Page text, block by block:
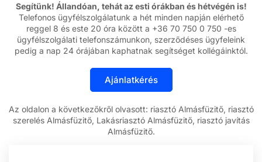
Segítünk! Állandóan, tehát az esti órákban és hétvégén is!
Telefonos ügyfélszolgálatunk a hét minden napján elérhető
reggel 8 és este 20 óra között a +36 70 750 0 750 -es
ügyfélszolgálati telefonszámunkon, szerződéses ügyfeleink
pedig a nap 24 órájában kaphatnak segítséget kollégáinktól.
Az oldalon a következőkről olvasott: riasztó Almásfüzitő, riasztó
szerelés Almásfüzitő, Lakásriasztó Almásfüzitő, riasztó javítás
Almásfüzitő.